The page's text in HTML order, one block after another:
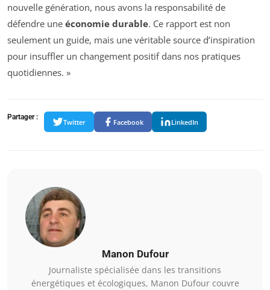
nouvelle génération, nous avons la responsabilité de
défendre une économie durable. Ce rapport est non
seulement un guide, mais une véritable source d’inspiration
pour insuffler un changement positif dans nos pratiques
quotidiennes. »
Partager :
Twitter Facebook LinkedIn
Manon Dufour
Journaliste spécialisée dans les transitions
énergétiques et écologiques, Manon Dufour couvre